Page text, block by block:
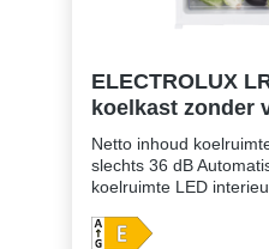
ELECTROLUX
koelkast zonder
Netto inhoud
slechts 36 dB
koelruimte LED
Schuiftechniek voor